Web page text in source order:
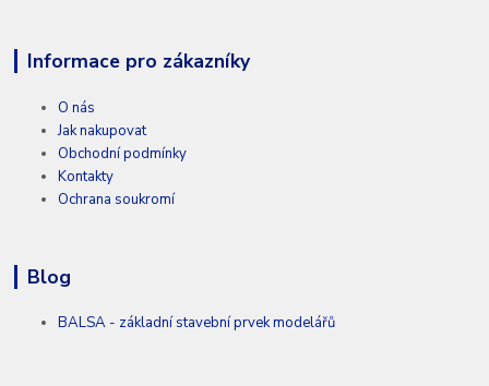
Informace pro zákazníky
O nás
Jak nakupovat
Obchodní podmínky
Kontakty
Ochrana soukromí
Blog
BALSA - základní stavební prvek modelářů